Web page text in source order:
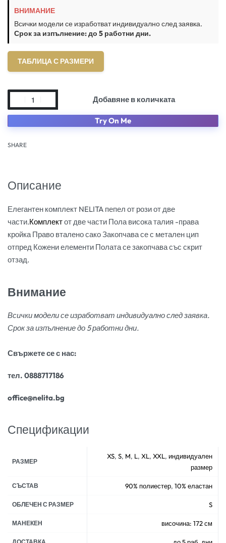
ВНИМАНИЕ
Всички модели се изработват индивидуално след заявка.
Срок за изпълнение: до 5 работни дни.
ТАБЛИЦА С РАЗМЕРИ
Добавяне в количката
Try On Me
SHARE
Описание
Елегантен комплект NELITA пепел от рози от две
части.Комплектот две части Пола висока талия -права
кройка Право вталено сако Закопчава се с метален цип
отпред Кожени елементи Полата се закопчава със скрит
отзад.
Внимание
Всички модели се изработват индивидуално след заявка.
Срок за изпълнение до 5 работни дни.
Свържете се с нас:
тел. 0888717186
office@nelita.bg
Спецификации
РАЗМЕР
XS, S, M, L, XL, XXL, индивидуален
размер
СЪСТАВ 90% полиестер, 10% еластан
ОБЛЕЧЕН С РАЗМЕР S
МАНЕКЕН височина: 172 см